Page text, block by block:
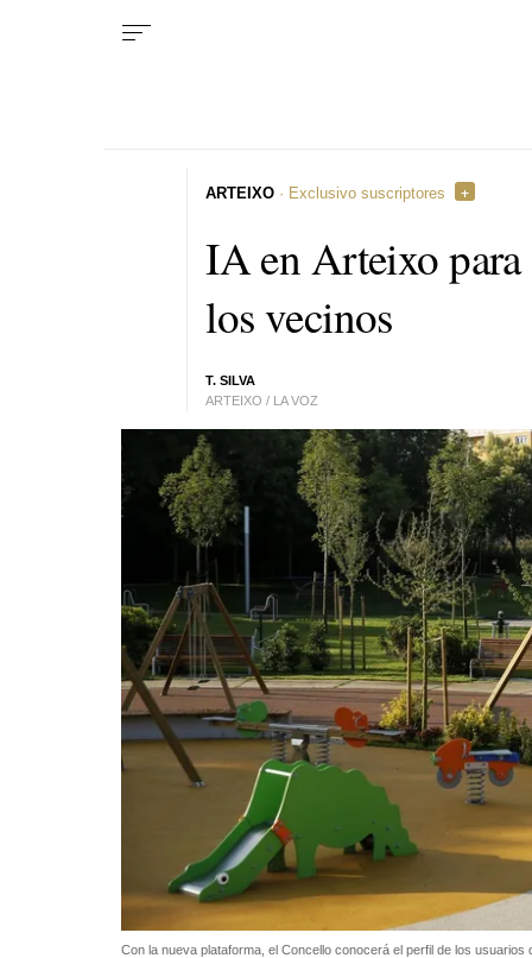
IA en Arteixo para
los vecinos
T. SILVA
ARTEIXO / LA VOZ
ARTEIXO · Exclusivo suscriptores
Con la nueva plataforma, el Concello conocerá el perfil de los